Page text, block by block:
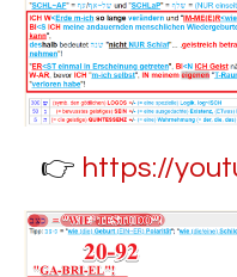
👉 https://